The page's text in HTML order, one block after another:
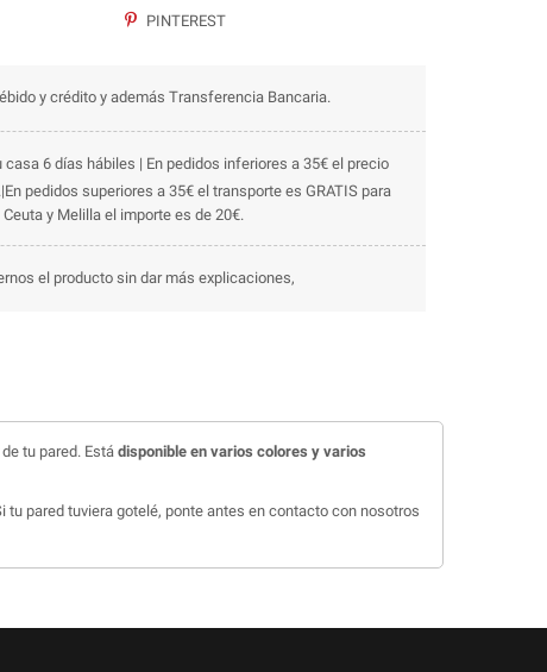
PINTEREST
y crédito y además Transferencia Bancaria.
6 días hábiles | En pedidos inferiores a 35€ el precio
pedidos superiores a 35€ el transporte es GRATIS para
y Melilla el importe es de 20€.
el producto sin dar más explicaciones,
tu pared. Está disponible en varios colores y varios
tu pared tuviera gotelé, ponte antes en contacto con nosotros